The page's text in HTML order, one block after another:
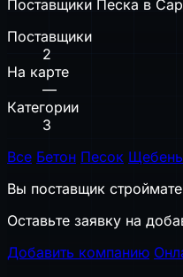
Поставщики Песка в
Поставщики
2
На карте
—
Категории
3
Все Бетон Песок Щебень
Вы поставщик
Оставьте заявку на
Добавить компанию